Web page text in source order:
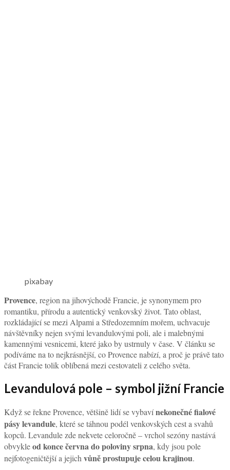
pixabay
Provence, region na jihovýchodě Francie, je synonymem pro
romantiku, přírodu a autentický venkovský život. Tato oblast,
rozkládající se mezi Alpami a Středozemním mořem, uchvacuje
návštěvníky nejen svými levandulovými poli, ale i malebnými
kamennými vesnicemi, které jako by ustrnuly v čase. V článku se
podíváme na to nejkrásnější, co Provence nabízí, a proč je právě tato
část Francie tolik oblíbená mezi cestovateli z celého světa.
Levandulová pole – symbol jižní Francie
Když se řekne Provence, většině lidí se vybavínekonečné fialové
pásy levandule, které se táhnou podél venkovských cest a svahů
kopců. Levandule zde nekvete celoročně – vrchol sezóny nastává
obvykleod konce června do poloviny srpna, kdy jsou pole
nejfotogeničtější a jejich vůně prostupuje celou krajinou.